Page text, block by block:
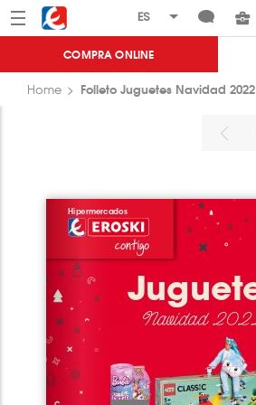
Menú Eroski
COMPRA ONLINE
Home Folleto Juguetes Navidad 2022